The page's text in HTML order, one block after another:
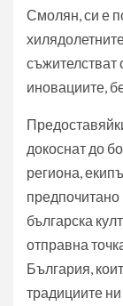
Смолян, си е
съжителстват
иновациите,
докоснат до
региона,
предпочитано
българска
отправна
България,
традициите